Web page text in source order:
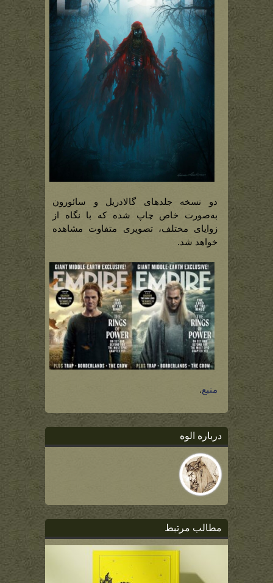
دو نسخه جلدهای گالادریل و سائورون
به‌صورت خاص چاپ شده که با نگاه از
زوایای مختلف، تصویری متفاوت مشاهده
خواهد شد.
منبع.
درباره الوه
مطالب مرتبط